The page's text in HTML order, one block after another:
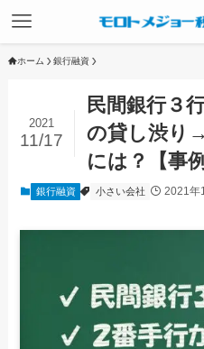
ホーム 銀行融資
民間銀行３
の貸し渋り
には？【事
2021
11/17
銀行融資 小さい会社 2021年